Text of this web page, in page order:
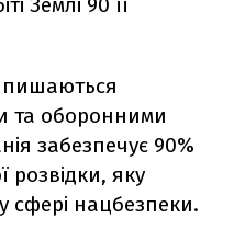
пишаються
та оборонними
забезпечує 90%
розвідки, яку
сфері нацбезпеки.